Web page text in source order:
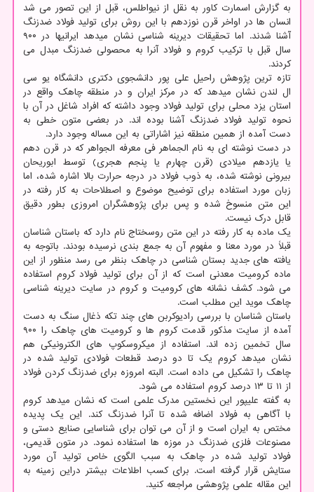
به گزارش اسمارت کاور به نقل از نیواطلس، قبل از این تصور می شد
انسان ها در اواخر قرن نوزدهم با این روش برای تولید فولاد ضدزنگ
آشنا شدند. اما تحقیقات دیرینه شناسی نشان میدهد ایرانیها در ۹۰۰
سال قبل با ترکیب کروم و فولاد آنرا به محصولی ضدزنگ مبدل می
کردند.
تازه ترین پژوهش راحیل علی پور دانشجوی دکتری دانشگاه یو سی
ال لندن نشان میدهد که در مرکز ایران و در منطقه چاهک واقع در
استان یزد محلی برای تولید فولاد وجود داشته که افراد شاغل در آن با
نحوه تولید فولاد ضدزنگ آشنا بوده اند. در بعضی متون خطی به
دست آمده از همین منطقه نیز اشاراتی به این مساله وجود دارد.
در دست نوشته ای به نام الجماهر فی معرفه الجواهر که در قرن دهم
یا یازدهم میلادی (قرن چهارم یا پنجم هجری) توسط ابوریحان
بیرونی نوشته شده، به ذوب فولاد در درجه حرارت بالا اشاره شده، اما
زبان مورد استفاده برای توضیح موضوع و اصطلاحات به کار رفته در
این متن منسوخ شده و پس برای پژوهشگران امروزی بطور دقیق
قابل درک نیست.
یک ماده به کار رفته در این متن روسختاج نام دارد که باستان شناسان
قبلاً در مورد معنا و مفهوم آن به جمع بندی نرسیده بودند. باتوجه به
یافته های جدید بستان شناسی در چاهک بنظر می رسد منظور از این
ماده کرومیت معدنی است که از آن برای تولید فولاد کروم استفاده
می شود. کشف نشانه های کرومیت و کروم در سایت دیرینه شناسی
چاهک موید این مطلب است.
باستان شناسان با بررسی رادیوکربن های چند تکه ذغال سنگ به دست
آمده از سایت مذکور قدمت کروم ها و کرومیت های چاهک را ۹۰۰
سال تخمین زده اند. استفاده از میکروسکوپ های الکترونیکی هم
نشان میدهد کروم یک تا دو درصد قطعات فولادی تولید شده در
چاهک را تشکیل می داده است. البته امروزه برای ضدزنگ کردن فولاد
از ۱۱ تا ۱۳ درصد کروم استفاده می شود.
به گفته علیپور این نخستین مدرک علمی است که نشان میدهد کروم
با آگاهی به فولاد اضافه شده تا آنرا ضدزنگ کند. این یک پدیده
مختص به ایران است و از آن می توان برای شناسایی صنایع دستی و
مصنوعات فلزی ضدزنگ در موزه ها استفاده نمود. در متون قدیمی،
فولاد تولید شده در چاهک به سبب الگوی خاص تولید آن مورد
ستایش قرار گرفته است. برای کسب اطلاعات بیشتر دراین زمینه به
این مقاله علمی پژوهشی مراجعه کنید.